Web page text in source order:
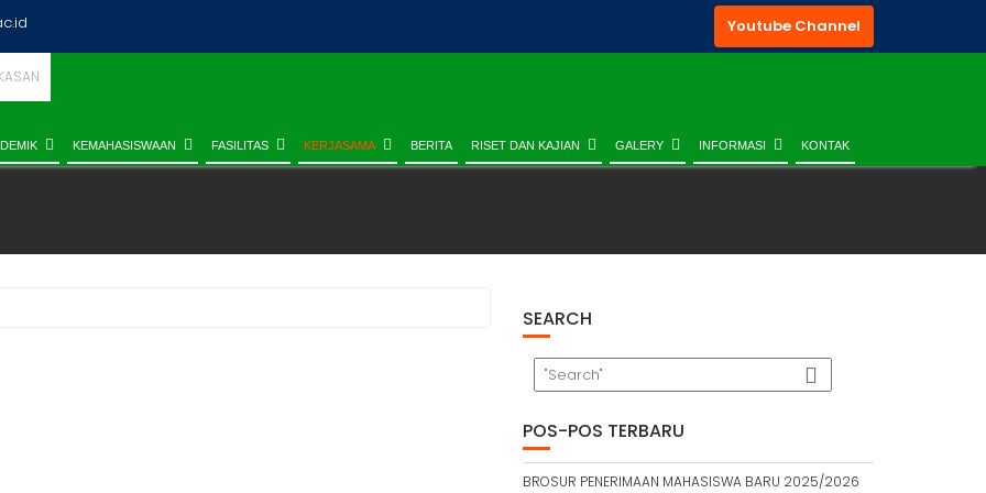
Youtube Channel
KEMAHASISWAAN FASILITAS KERJASAMA BERITA RISET DAN KAJIAN GALERY INFORMASI KONTAK
SEARCH
POS-POS TERBARU
BROSUR PENERIMAAN MAHASISWA BARU 2025/2026